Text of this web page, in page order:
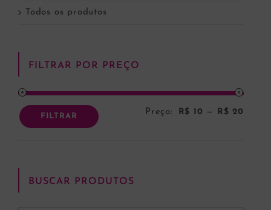
Todos os produtos
FILTRAR POR PREÇO
FILTRAR Preço: R$ 10 — R$ 20
BUSCAR PRODUTOS